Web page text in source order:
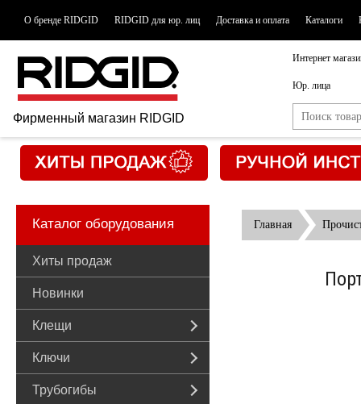
О бренде RIDGID RIDGID для юр. лиц Доставка и оплата Каталоги
Фирменный магазин RIDGID
Интернет
Юр. лица
Каталог оборудования
Хиты продаж
Новинки
Клещи
Ключи
Трубогибы
Главная